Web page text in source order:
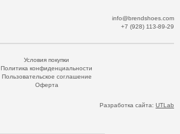
info@brendshoes.com
+7 (928) 113-89-29
Условия покупки
Политика конфиденциальности
Пользовательское соглашение
Оферта
Разработка сайта: UTLab